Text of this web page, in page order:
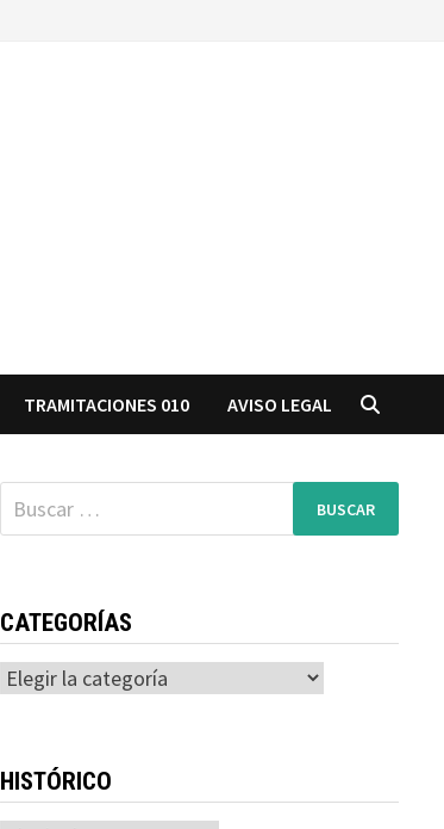
TRAMITACIONES 010 AVISO LEGAL
Buscar:
CATEGORÍAS
Categorías
HISTÓRICO